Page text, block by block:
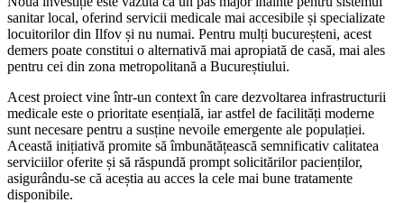
sanitar local, oferind servicii medicale mai accesibile și specializate
locuitorilor din Ilfov și nu numai. Pentru mulți bucureșteni, acest
demers poate constitui o alternativă mai apropiată de casă, mai ales
pentru cei din zona metropolitană a Bucureștiului.
Acest proiect vine într-un context în care dezvoltarea infrastructurii
medicale este o prioritate esențială, iar astfel de facilități moderne
sunt necesare pentru a susține nevoile emergente ale populației.
Această inițiativă promite să îmbunătățească semnificativ calitatea
serviciilor oferite și să răspundă prompt solicitărilor pacienților,
asigurându-se că aceștia au acces la cele mai bune tratamente
disponibile.